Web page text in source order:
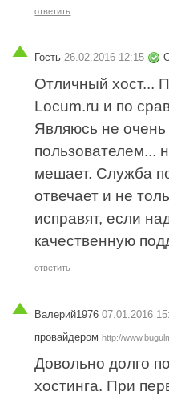
ответить
Гость 26.02.2016 12:15
Отличный хост...
Locum.ru и по
Являюсь не
пользователем...
мешает. Служба
отвечает и не
исправят, если
качественную
ответить
Валерий1976 07.01.2016
провайдером http://
Довольно долго
хостинга. При